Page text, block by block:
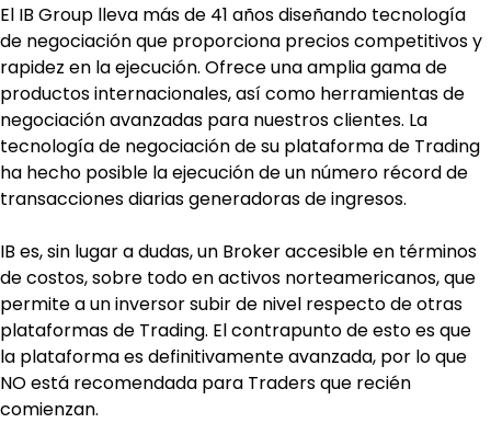
El IB Group lleva más de 41 años diseñando tecnología
de negociación que proporciona precios competitivos y
rapidez en la ejecución. Ofrece una amplia gama de
productos internacionales, así como herramientas de
negociación avanzadas para nuestros clientes. La
tecnología de negociación de su plataforma de Trading
ha hecho posible la ejecución de un número récord de
transacciones diarias generadoras de ingresos.
IB es, sin lugar a dudas, un Broker accesible en términos
de costos, sobre todo en activos norteamericanos, que
permite a un inversor subir de nivel respecto de otras
plataformas de Trading. El contrapunto de esto es que
la plataforma es definitivamente avanzada, por lo que
NO está recomendada para Traders que recién
comienzan.